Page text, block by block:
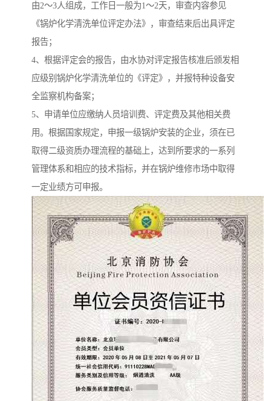
由2～3人组成，工作日一般为1～2天，审查内容参见
《锅炉化学清洗单位评定办法》，审查结束后出具评定
报告；
4、根据评定会的报告，由水协对评定报告核准后颁发相
应级别锅炉化学清洗单位的《评定》，并报特种设备安
全监察机构备案；
5、申请单位应缴纳人员培训费、评定费及其他相关费
用。根据国家规定，申报一级锅炉安装的企业，须在已
取得二级资质办理流程的基础上，达到所要求的一系列
管理体系和相应的技术指标，并在锅炉维修市场中取得
一定业绩方可申报。